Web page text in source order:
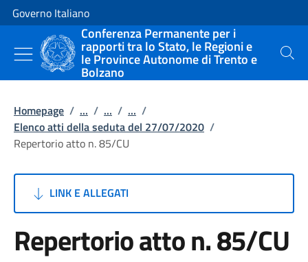
Vai al contenuto
Vai alla navigazione del sito
Governo Italiano
Conferenza Permanente per i
rapporti tra lo Stato, le Regioni e
le Province Autonome di Trento e
Bolzano
Cerca
Homepage / ... / ... / ... /
Elenco atti della seduta del 27/07/2020 /
Repertorio atto n. 85/CU
LINK E ALLEGATI
Repertorio atto n. 85/CU